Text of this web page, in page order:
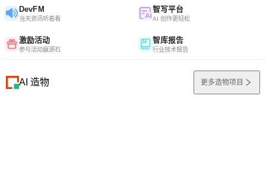
DevFM
当天资讯听着看
智写平台
AI 创作更轻松
激励活动
参与活动赢源石
智库报告
行业技术报告
AI 造物 更多造物项目